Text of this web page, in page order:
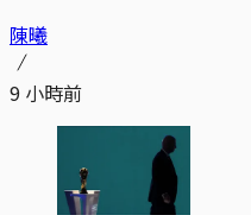
陳曦
9 小時前